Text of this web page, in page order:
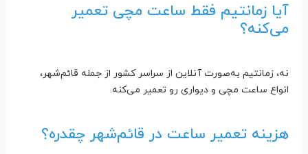
آیا زمانتیم فقط ساعت مچی تعمیر
می‌کنه؟
نه، زمانتیم به‌صورت آنلاین از سراسر کشور از جمله قائم‌شهر،
انواع ساعت مچی و دیواری رو تعمیر می‌کنه.
هزینه تعمیر ساعت در قائم‌شهر چقدره؟